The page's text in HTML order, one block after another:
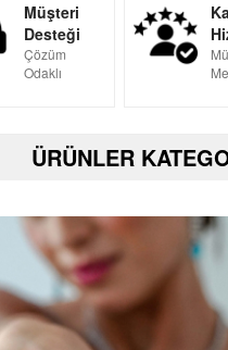
Müşteri
Desteği
Çözüm
Odaklı
ÜRÜNLER